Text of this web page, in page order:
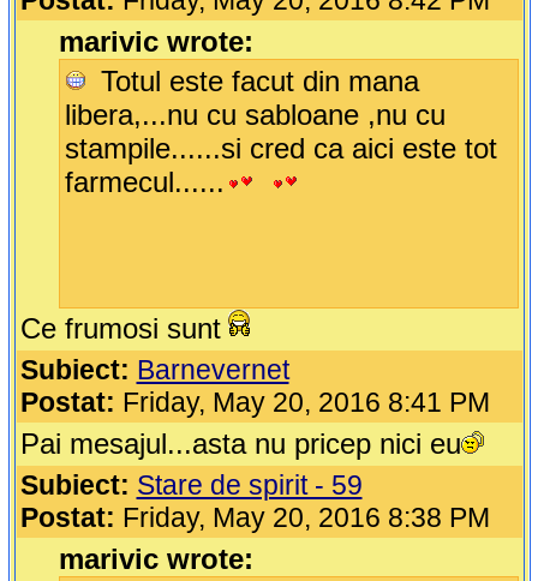
marivic wrote:
Totul este facut din mana
libera,...nu cu sabloane ,nu cu
stampile......si cred ca aici este tot
farmecul......
Ce frumosi sunt
Subiect: Barnevernet
Postat: Friday, May 20, 2016 8:41 PM
Pai mesajul...asta nu pricep nici eu
Subiect: Stare de spirit - 59
Postat: Friday, May 20, 2016 8:38 PM
marivic wrote: